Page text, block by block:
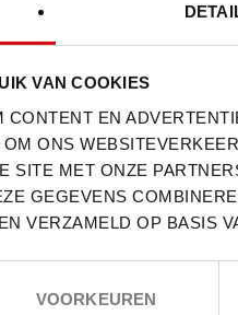
VAN COOKIES
EN
ONS
SITE MET ONZE
GEGEVENS
VERZAMELD OP BASIS
VOORKEUREN
LENTE-UI, EI EN NORI.